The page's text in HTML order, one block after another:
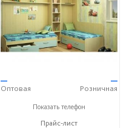
—
Оптовая
—
Розничная
+7 (903) 522-59-49
Показать телефон
Прайс-лист